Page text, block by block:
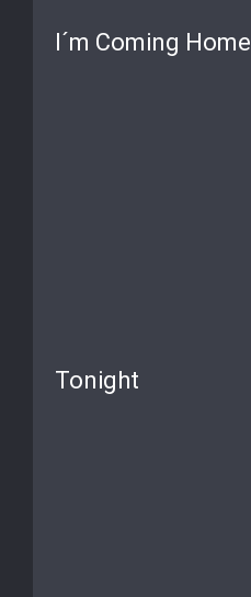
I´m Coming Home
Tonight